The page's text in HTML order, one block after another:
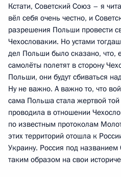
Кстати, Советский Союз – я
вёл себя очень честно, и
разрешения Польши провести
Чехословакии. Но устами
дел Польши было сказано, что,
самолёты полетят в сторону
Польши, они будут сбиваться
Ну не важно. А важно то, что
сама Польша стала жертвой
проводила в отношении
по известным протоколам
этих территорий отошла к
Украину. Россия под
таким образом на свои